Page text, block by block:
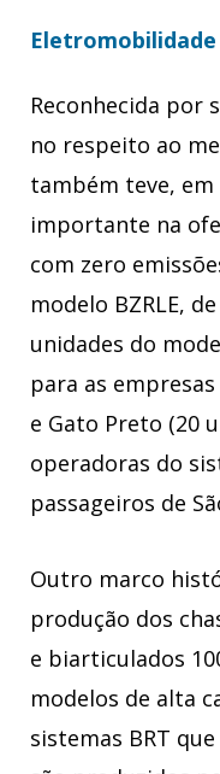
Eletromobilidade
Reconhecida por
no respeito ao
também teve, em
importante na
com zero
modelo BZRLE,
unidades do
para as
e Gato Preto (20
operadoras do
passageiros de
Outro marco
produção dos
e biarticulados
modelos de alta
sistemas BRT